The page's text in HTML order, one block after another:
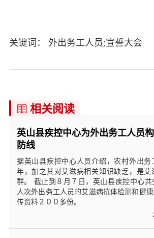
关键词： 外出务工人员;宣誓大会
 相关阅读
英山县疾控中心为外出务工人员
防线
据英山县疾控中心人员介绍，农村外出
年，加之其对艾滋病相关知识缺乏，是艾
群。 截止到８月７日，英山县疾控中心共
人次外出务工人员的艾滋病抗体检测和健
传资料２００多份。